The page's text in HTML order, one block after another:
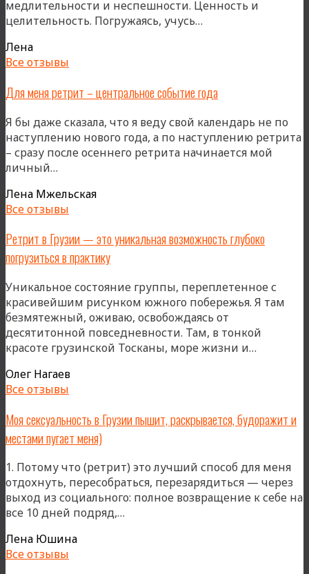
медлительности и неспешности. Ценность и
целительность. Погружаясь, учусь…
Лена
Все отзывы
Для меня ретрит – центральное событие года
Я бы даже сказала, что я веду свой календарь не по
наступлению нового года, а по наступлению ретрита
– сразу после осеннего ретрита начинается мой
личный…
ретрит
–
событие
года»
Лена Мжельская
Все отзывы
Ретрит в Грузии — это уникальная возможность глубоко
погрузиться в практику
Уникальное состояние группы, переплетенное с
красивейшим рисунком южного побережья. Я там
безмятежный, оживаю, освобождаясь от
десятитонной повседневности. Там, в тонкой
красоте грузинской Тосканы, море жизни и…
в
Олег Нагаев
Все отзывы
Моя сексуальность в Грузии пышит, раскрывается, будоражит и
местами пугает меня)
1. Потому что (ретрит) это лучший способ для меня
отдохнуть, пересобраться, перезарядиться — через
выход из социального: полное возвращение к себе на
все 10 дней подряд,…
Лена Юшина
Все отзывы